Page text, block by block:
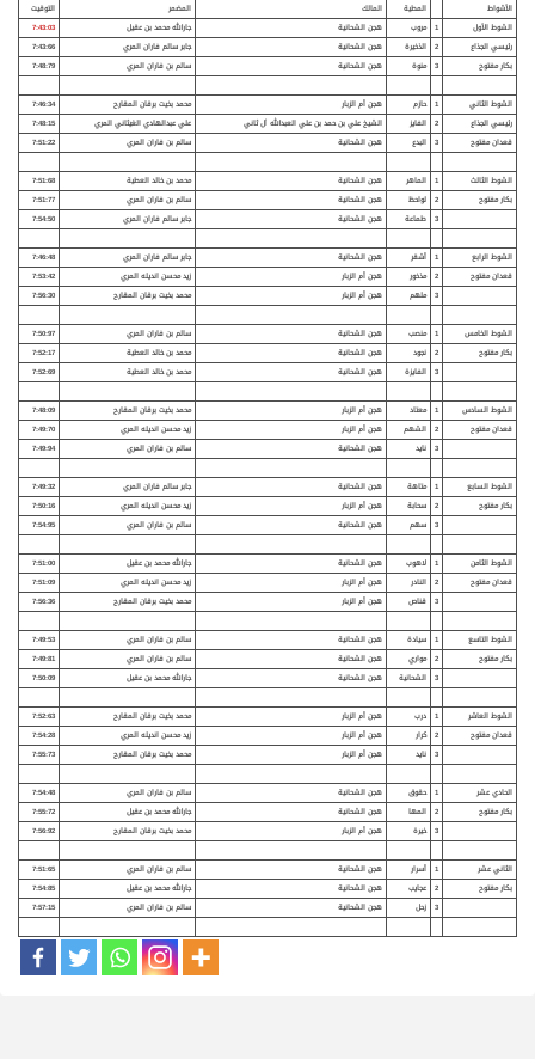
الأشواط المطية المالك المضمر
التوقيت
الشوط الأول
1 مروب هجن الشحانية جارالله محمد بن عقيل
7:43:03
رئيسي الجذاع
2 الذخيرة هجن الشحانية جابر سالم فاران المري
7:43:66
بكار مفتوح
3 منوة هجن الشحانية سالم بن فاران المري 7:48:79
الشوط الثاني 1 حازم هجن أم الزبار محمد بخيت برقان المقارح
7:46:34
رئيسي الجذاع
2 الفايز الشيخ علي بن حمد بن علي العبدالله آل ثاني علي عبدالهادي الغيثاني المري
7:48:15
قعدان مفتوح
3 البدع هجن الشحانية سالم بن فاران المري 7:51:22
الشوط الثالث 1 الماهر هجن الشحانية محمد بن خالد العطية
7:51:68
بكار مفتوح
2 لواحظ هجن الشحانية سالم بن فاران المري
7:51:77
3 طماعة هجن الشحانية جابر سالم فاران المري 7:54:50
الشوط الرابع 1 أشقر هجن الشحانية جابر سالم فاران المري
7:46:48
قعدان مفتوح
2 مذخور هجن أم الزبار زيد محسن انديله المري
7:53:42
3 ملهم هجن أم الزبار محمد بخيت برقان المقارح 7:56:30
الشوط الخامس 1 منصب هجن الشحانية سالم بن فاران المري
7:50:97
بكار مفتوح
2 نجود هجن الشحانية محمد بن خالد العطية
7:52:17
3 الفايزة هجن الشحانية محمد بن خالد العطية 7:52:69
الشوط السادس 1 معتاد هجن أم الزبار محمد بخيت برقان المقارح
7:48:09
قعدان مفتوح
2 الشهم هجن أم الزبار زيد محسن انديله المري
7:49:70
3 نايد هجن الشحانية سالم بن فاران المري 7:49:94
الشوط السابع 1 متاهة هجن الشحانية جابر سالم فاران المري
7:49:32
بكار مفتوح
2 سحابة هجن أم الزبار زيد محسن انديله المري
7:50:16
3 سهم هجن الشحانية سالم بن فاران المري 7:54:95
الشوط الثامن 1 لاهوب هجن الشحانية جارالله محمد بن عقيل
7:51:00
قعدان مفتوح
2 النادر هجن أم الزبار زيد محسن انديله المري
7:51:09
3 قناص هجن أم الزبار محمد بخيت برقان المقارح 7:56:36
الشوط التاسع 1 سيادة هجن الشحانية سالم بن فاران المري
7:49:53
بكار مفتوح
2 مواري هجن الشحانية سالم بن فاران المري
7:49:81
3 الشحانية هجن الشحانية جارالله محمد بن عقيل 7:50:09
الشوط العاشر 1 درب هجن أم الزبار محمد بخيت برقان المقارح
7:52:63
قعدان مفتوح
2 كرار هجن أم الزبار زيد محسن انديله المري
7:54:28
3 نايد هجن أم الزبار محمد بخيت برقان المقارح 7:55:73
الحادي عشر 1 حقوق هجن الشحانية سالم بن فاران المري
7:54:48
بكار مفتوح
2 المها هجن الشحانية جارالله محمد بن عقيل
7:55:72
3 خيرة هجن أم الزبار محمد بخيت برقان المقارح 7:56:92
الثاني عشر 1 أسرار هجن الشحانية سالم بن فاران المري
7:51:65
بكار مفتوح
2 عجايب هجن الشحانية جارالله محمد بن عقيل
7:54:85
3 زحل هجن الشحانية سالم بن فاران المري 7:57:15